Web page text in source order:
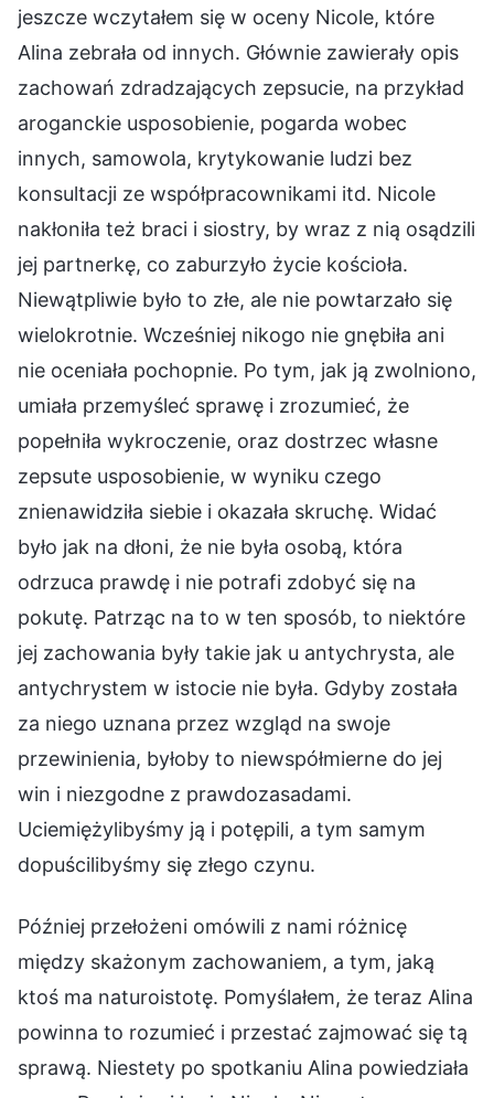
jeszcze wczytałem się w oceny Nicole, które
Alina zebrała od innych. Głównie zawierały opis
zachowań zdradzających zepsucie, na przykład
aroganckie usposobienie, pogarda wobec
innych, samowola, krytykowanie ludzi bez
konsultacji ze współpracownikami itd. Nicole
nakłoniła też braci i siostry, by wraz z nią osądzili
jej partnerkę, co zaburzyło życie kościoła.
Niewątpliwie było to złe, ale nie powtarzało się
wielokrotnie. Wcześniej nikogo nie gnębiła ani
nie oceniała pochopnie. Po tym, jak ją zwolniono,
umiała przemyśleć sprawę i zrozumieć, że
popełniła wykroczenie, oraz dostrzec własne
zepsute usposobienie, w wyniku czego
znienawidziła siebie i okazała skruchę. Widać
było jak na dłoni, że nie była osobą, która
odrzuca prawdę i nie potrafi zdobyć się na
pokutę. Patrząc na to w ten sposób, to niektóre
jej zachowania były takie jak u antychrysta, ale
antychrystem w istocie nie była. Gdyby została
za niego uznana przez wzgląd na swoje
przewinienia, byłoby to niewspółmierne do jej
win i niezgodne z prawdozasadami.
Uciemiężylibyśmy ją i potępili, a tym samym
dopuścilibyśmy się złego czynu.
Później przełożeni omówili z nami różnicę
między skażonym zachowaniem, a tym, jaką
ktoś ma naturoistotę. Pomyślałem, że teraz Alina
powinna to rozumieć i przestać zajmować się tą
sprawą. Niestety po spotkaniu Alina powiedziała